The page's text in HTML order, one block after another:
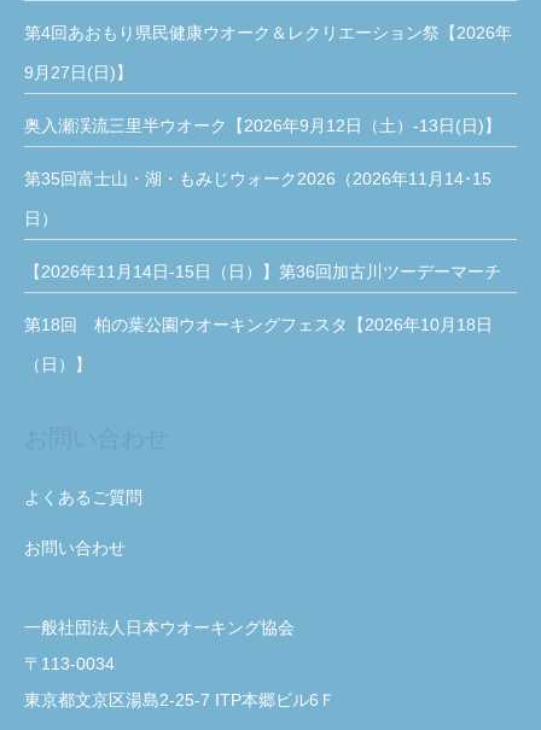
第4回あおもり県民健康ウオーク＆レクリエーション祭【2026年
9月27日(日)】
奥入瀬渓流三里半ウオーク【2026年9月12日（土）-13日(日)】
第35回富士山・湖・もみじウォーク2026（2026年11月14･15
日）
【2026年11月14日-15日（日）】第36回加古川ツーデーマーチ
第18回 柏の葉公園ウオーキングフェスタ【2026年10月18日
（日）】
よくあるご質問
お問い合わせ
一般社団法人日本ウオーキング協会
〒113-0034
東京都文京区湯島2-25-7 ITP本郷ビル6Ｆ